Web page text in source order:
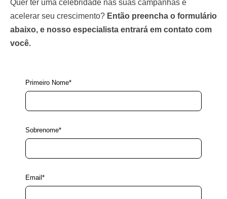
Quer ter uma celebridade nas suas campanhas e
acelerar seu crescimento? Então preencha o formulário
abaixo, e nosso especialista entrará em contato com
você.
Primeiro Nome*
Sobrenome*
Email*